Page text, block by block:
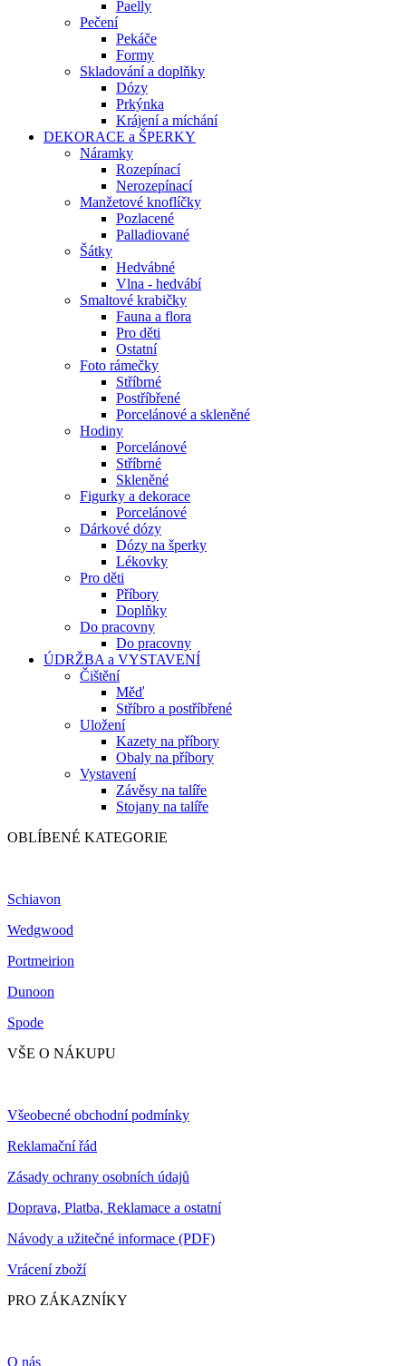
Paelly
Pečení
Pekáče
Formy
Skladování a doplňky
Dózy
Prkýnka
Krájení a míchání
DEKORACE a ŠPERKY
Náramky
Rozepínací
Nerozepínací
Manžetové knoflíčky
Pozlacené
Palladiované
Šátky
Hedvábné
Vlna - hedvábí
Smaltové krabičky
Fauna a flora
Pro děti
Ostatní
Foto rámečky
Stříbrné
Postříbřené
Porcelánové a skleněné
Hodiny
Porcelánové
Stříbrné
Skleněné
Figurky a dekorace
Porcelánové
Dárkové dózy
Dózy na šperky
Lékovky
Pro děti
Příbory
Doplňky
Do pracovny
Do pracovny
ÚDRŽBA a VYSTAVENÍ
Čištění
Měď
Stříbro a postříbřené
Uložení
Kazety na příbory
Obaly na příbory
Vystavení
Závěsy na talíře
Stojany na talíře
OBLÍBENÉ KATEGORIE
Schiavon
Wedgwood
Portmeirion
Dunoon
Spode
VŠE O NÁKUPU
Všeobecné obchodní podmínky
Reklamační řád
Zásady ochrany osobních údajů
Doprava, Platba, Reklamace a ostatní
Návody a užitečné informace (PDF)
Vrácení zboží
PRO ZÁKAZNÍKY
O nás